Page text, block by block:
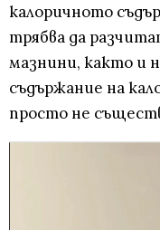
калоричното
трябва да
мазнини, както и
съдържание на
просто не